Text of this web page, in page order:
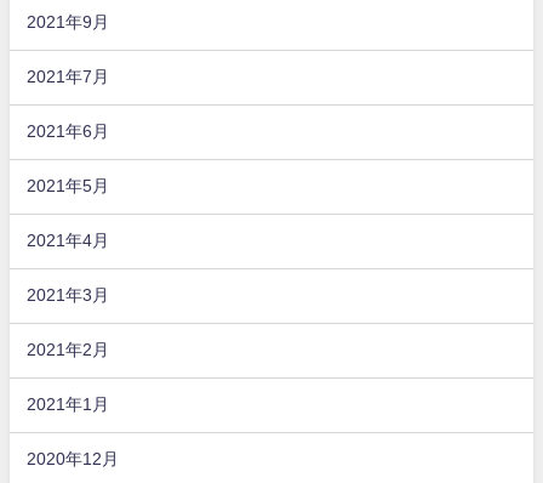
2021年9月
2021年7月
2021年6月
2021年5月
2021年4月
2021年3月
2021年2月
2021年1月
2020年12月